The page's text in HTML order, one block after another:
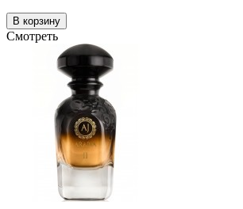
В корзину
Смотреть